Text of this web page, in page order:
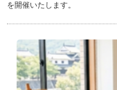
を開催いたします。